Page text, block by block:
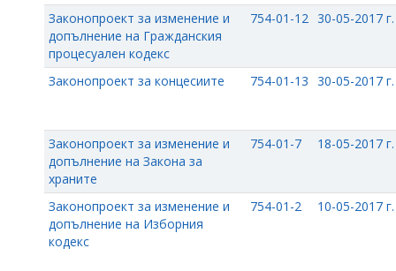
Законопроект за изменение и
допълнение на Гражданския
процесуален кодекс
754-01-12 30-05-2017 г.
Законопроект за концесиите 754-01-13 30-05-2017 г.
Законопроект за изменение и
допълнение на Закона за
храните
754-01-7 18-05-2017 г.
Законопроект за изменение и
допълнение на Изборния
кодекс
754-01-2 10-05-2017 г.